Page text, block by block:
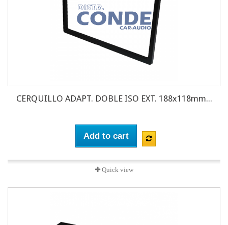
CERQUILLO ADAPT. DOBLE ISO EXT. 188x118mm...
Add to cart
Quick view